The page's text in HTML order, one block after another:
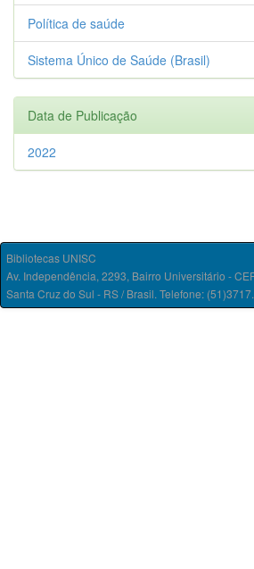
Política de saúde
Sistema Único de Saúde (Brasil)
Data de Publicação
2022
Bibliotecas UNISC
Av. Independência, 2293, Bairro Universitário -
Santa Cruz do Sul - RS / Brasil. Telefone: